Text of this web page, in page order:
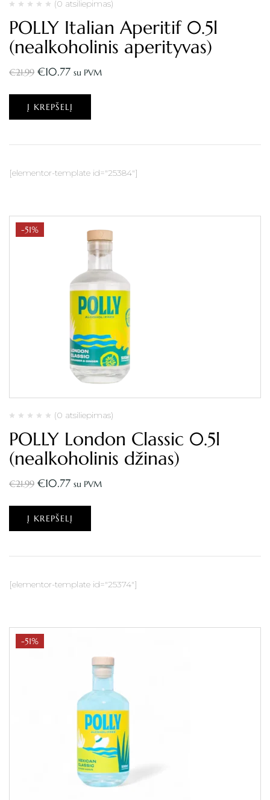
(0 atsiliepimas)
POLLY Italian Aperitif 0.5l
(nealkoholinis aperityvas)
€21.99 €10.77 su PVM
Į KREPŠELĮ
[elementor-template id="25384"]
-51%
(0 atsiliepimas)
POLLY London Classic 0.5l
(nealkoholinis džinas)
€21.99 €10.77 su PVM
Į KREPŠELĮ
[elementor-template id="25374"]
-51%